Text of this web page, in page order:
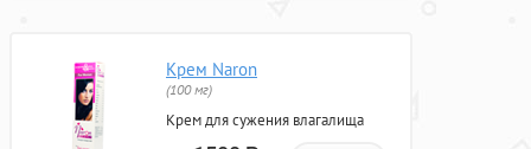
Крем Naron
(100 мг)
Крем для сужения влагалища